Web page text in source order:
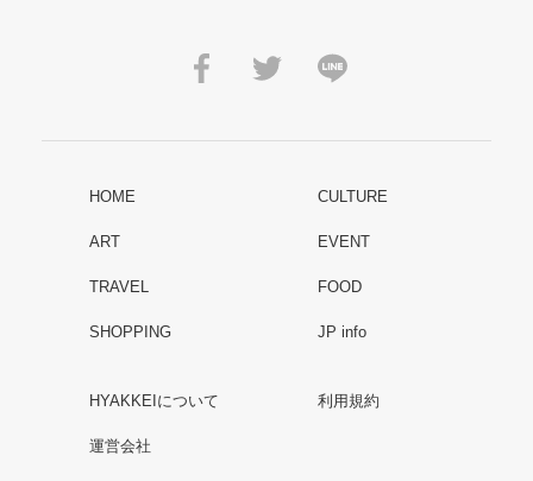
HOME CULTURE
ART EVENT
TRAVEL FOOD
SHOPPING JP info
HYAKKEIについて 利用規約
運営会社